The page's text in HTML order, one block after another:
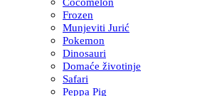
Frozen
Munjeviti Jurić
Pokemon
Dinosauri
Domaće životinje
Safari
Peppa Pig